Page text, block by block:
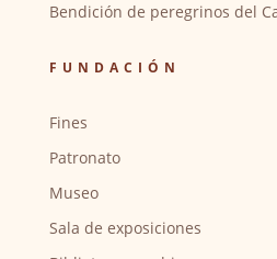
Bendición de peregrinos del
FUNDACIÓN
Fines
Patronato
Museo
Sala de exposiciones